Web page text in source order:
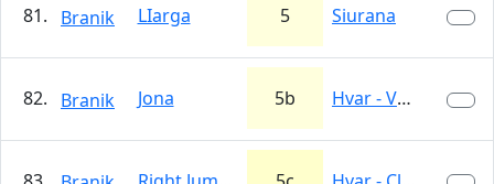
81. Branik LIarga 5 Siurana
82. Branik Jona 5b Hvar - Velika…